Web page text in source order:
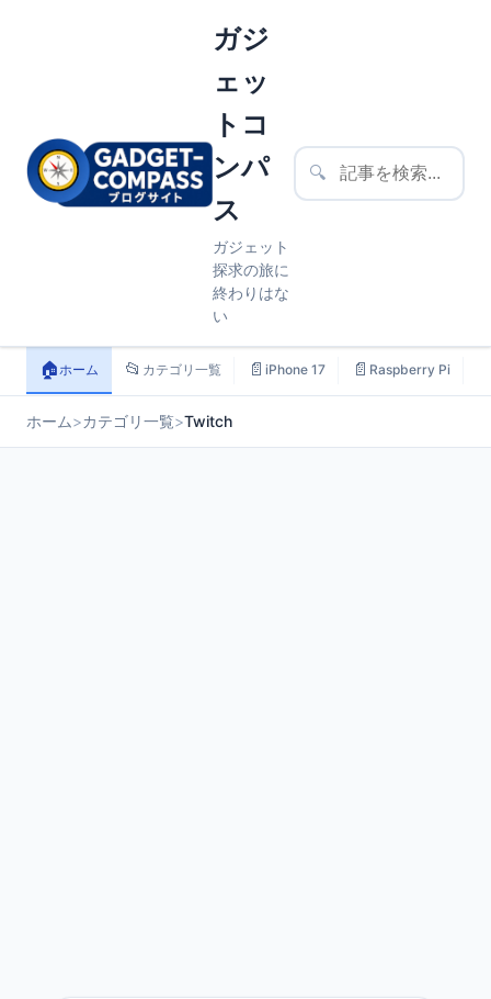
ガジ
ェッ
トコ
ンパ
ス
ガジェット
探求の旅に
終わりはな
い
🔍
🏠ホーム 📂 カテゴリ一覧 📄 iPhone 17 📄 Raspberry Pi
ホーム>カテゴリ一覧>Twitch